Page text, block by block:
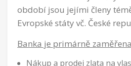
období jsou jejími členy
Evropské státy vč. České
Banka je primárně
Nákup a prodej zlata na